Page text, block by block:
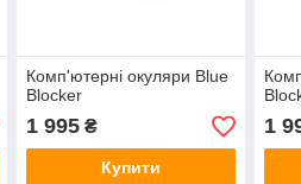
Комп'ютерні окуляри Blue
Blocker
1 995₴
Купити
1